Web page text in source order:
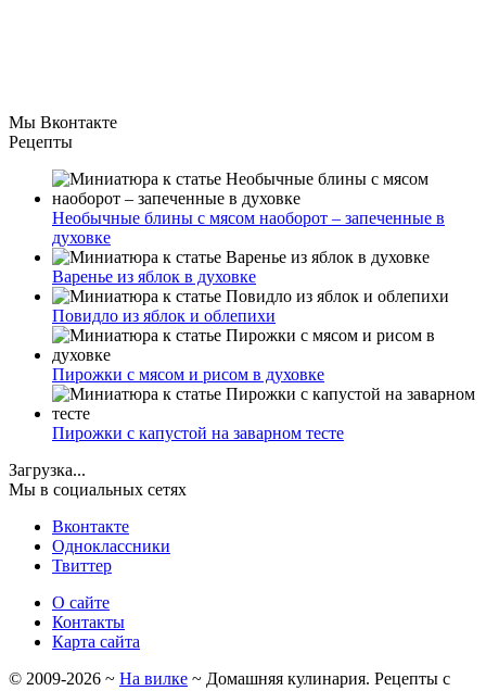
Мы Вконтакте
Рецепты
Необычные блины с мясом наоборот – запеченные в
духовке
Варенье из яблок в духовке
Повидло из яблок и облепихи
Пирожки с мясом и рисом в духовке
Пирожки с капустой на заварном тесте
Загрузка...
Мы в социальных сетях
Вконтакте
Одноклассники
Твиттер
О сайте
Контакты
Карта сайта
© 2009-2026 ~ На вилке ~ Домашняя кулинария. Рецепты с